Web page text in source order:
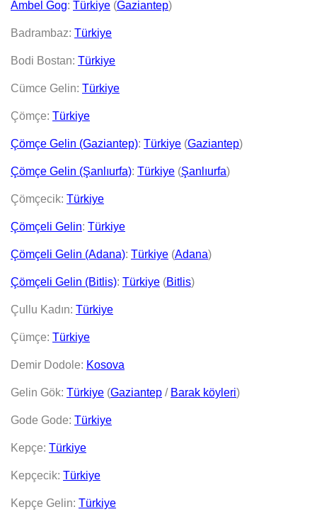
Ambel Gog: Türkiye (Gaziantep)
Badrambaz: Türkiye
Bodi Bostan: Türkiye
Cümce Gelin: Türkiye
Çömçe: Türkiye
Çömçe Gelin (Gaziantep): Türkiye (Gaziantep)
Çömçe Gelin (Şanlıurfa): Türkiye (Şanlıurfa)
Çömçecik: Türkiye
Çömçeli Gelin: Türkiye
Çömçeli Gelin (Adana): Türkiye (Adana)
Çömçeli Gelin (Bitlis): Türkiye (Bitlis)
Çullu Kadın: Türkiye
Çümçe: Türkiye
Demir Dodole: Kosova
Gelin Gök: Türkiye (Gaziantep / Barak köyleri)
Gode Gode: Türkiye
Kepçe: Türkiye
Kepçecik: Türkiye
Kepçe Gelin: Türkiye